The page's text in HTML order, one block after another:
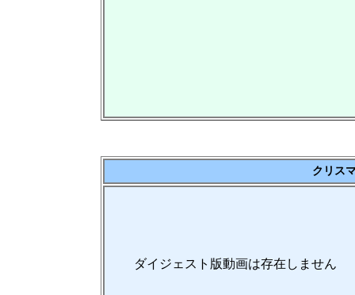
クリス
ダイジェスト版動画は存在しません